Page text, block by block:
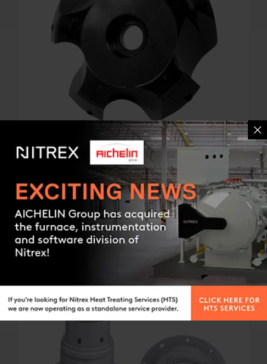
OXYNITRIEREN /
OXYNITROCARBURIEREN ONC®
Oxidation nach dem Nitrieren/Nitrocarburieren im
Verfahren
Contact us